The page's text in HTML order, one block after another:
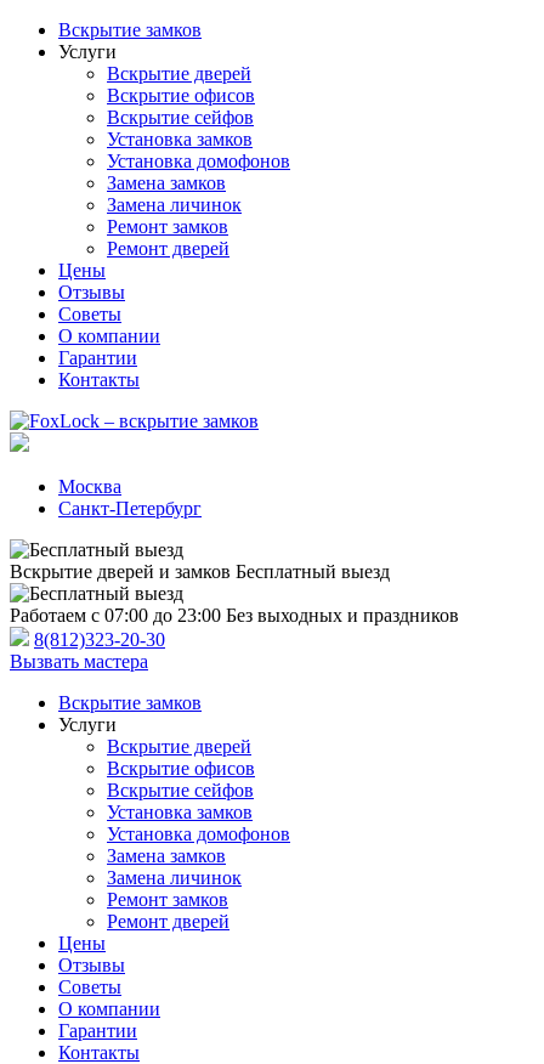
Вскрытие замков
Услуги
Вскрытие дверей
Вскрытие офисов
Вскрытие сейфов
Установка замков
Установка домофонов
Замена замков
Замена личинок
Ремонт замков
Ремонт дверей
Цены
Отзывы
Советы
О компании
Гарантии
Контакты
Москва
Санкт-Петербург
Вскрытие дверей и замков Бесплатный выезд
Работаем с 07:00 до 23:00 Без выходных и праздников
8(812)323-20-30
Вызвать мастера
Вскрытие замков
Услуги
Вскрытие дверей
Вскрытие офисов
Вскрытие сейфов
Установка замков
Установка домофонов
Замена замков
Замена личинок
Ремонт замков
Ремонт дверей
Цены
Отзывы
Советы
О компании
Гарантии
Контакты